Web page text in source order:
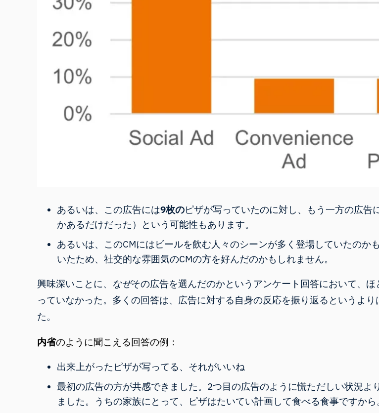
あるいは、この広告には9枚のピザが写っていたのに対し、もう一方の広
かあるだけだった）という可能性もあります。
あるいは、このCMにはビールを飲む人々のシーンが多く登場していたの
いたため、社交的な雰囲気のCMの方を好んだのかもしれません。
興味深いことに、 なぜその広告を選んだのかというアンケート回答において、
っていなかった。多くの回答は、広告に対する自身の反応を振り返るというよ
た。
内省のように聞こえる回答の例：
出来上がったピザが写ってる、それがいいね
最初の広告の方が共感できました。2つ目の広告のように慌ただしい状況
ました。うちの家族にとって、ピザはたいてい計画して食べる食事ですから